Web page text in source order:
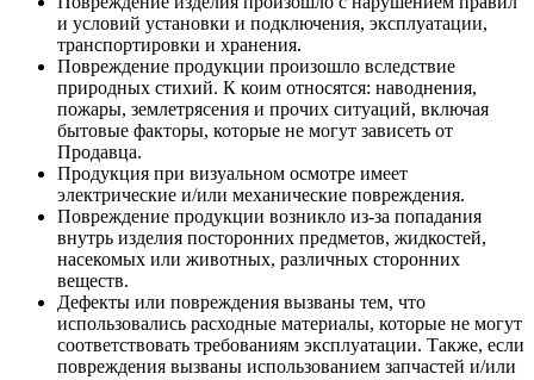
и условий установки и подключения, эксплуатации,
транспортировки и хранения.
Повреждение продукции произошло вследствие
природных стихий. К коим относятся: наводнения,
пожары, землетрясения и прочих ситуаций, включая
бытовые факторы, которые не могут зависеть от
Продавца.
Продукция при визуальном осмотре имеет
электрические и/или механические повреждения.
Повреждение продукции возникло из-за попадания
внутрь изделия посторонних предметов, жидкостей,
насекомых или животных, различных сторонних
веществ.
Дефекты или повреждения вызваны тем, что
использовались расходные материалы, которые не могут
соответствовать требованиям эксплуатации. Также, если
повреждения вызваны использованием запчастей и/или